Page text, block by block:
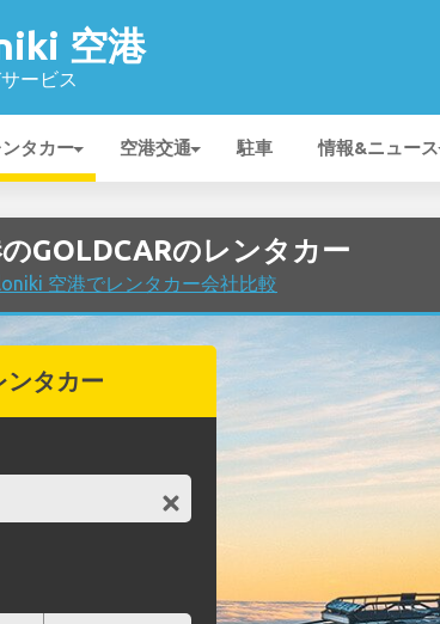
空港
ービス
ンタカー 空港交通 駐車 情報&ニュース
GOLDCARのレンタカー
空港でレンタカー会社比較
ンタカー